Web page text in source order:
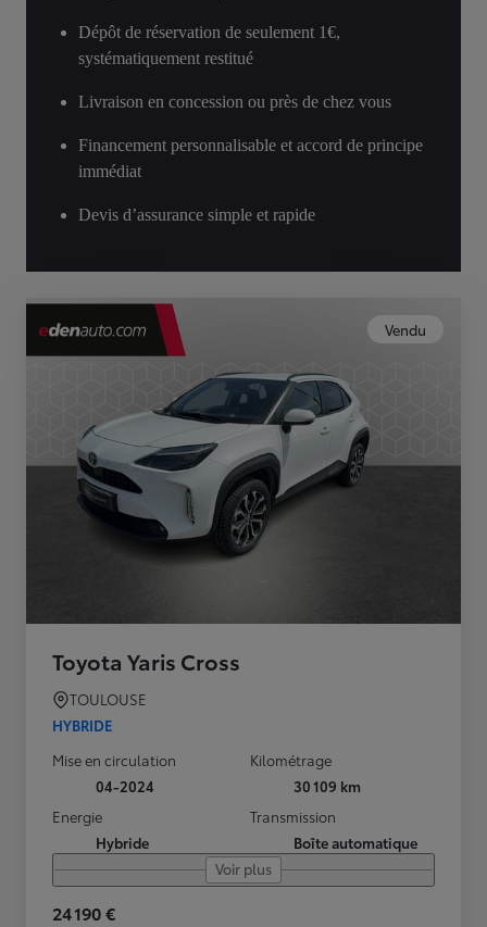
Dépôt de réservation de seulement 1€,
systématiquement restitué
Livraison en concession ou près de chez vous
Financement personnalisable et accord de principe
immédiat
Devis d’assurance simple et rapide
Vendu
Toyota Yaris Cross
TOULOUSE
HYBRIDE
Mise en circulation
04-2024
Kilométrage
30 109 km
Energie
Hybride
Transmission
Boîte automatique
Voir plus
24 190 €